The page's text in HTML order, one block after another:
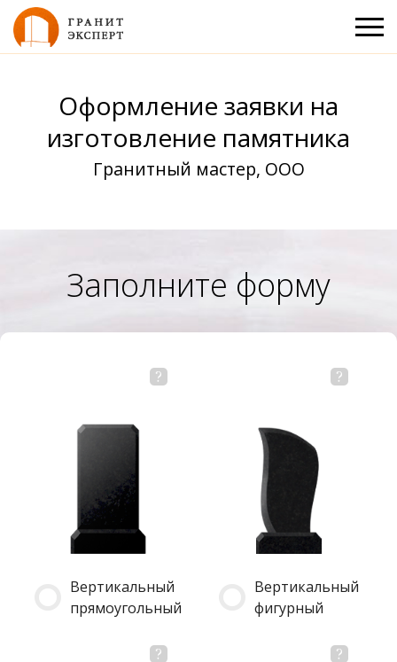
Оформление заявки на
изготовление памятника
Гранитный мастер, ООО
Заполните форму
Вертикальный
прямоугольный
Вертикальный
фигурный